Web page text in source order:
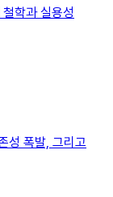
학과 실용성
성 폭발, 그리고